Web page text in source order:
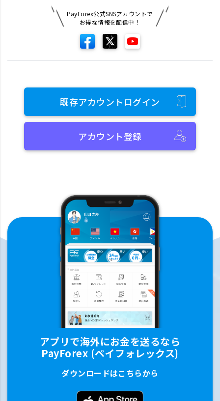
PayForex公式SNSアカウントで
お得な情報を配信中！
既存アカウントログイン
アカウント登録
アプリで海外にお金を送るなら
PayForex (ペイフォレックス)
ダウンロードはこちらから